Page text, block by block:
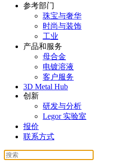
参考部门
珠宝与奢华
时尚与装饰
工业
产品和服务
母合金
电镀溶液
客户服务
3D Metal Hub
创新
研发与分析
Legor 实验室
报价
联系方式